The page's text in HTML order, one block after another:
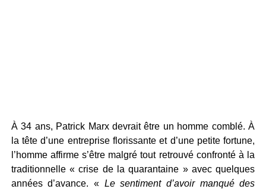
À 34 ans, Patrick Marx devrait être un homme comblé. À
la tête d’une entreprise florissante et d’une petite fortune,
l’homme affirme s’être malgré tout retrouvé confronté à la
traditionnelle « crise de la quarantaine » avec quelques
années d’avance. « Le sentiment d’avoir manqué des